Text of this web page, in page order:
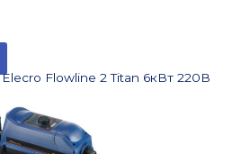
Flowline 2 Titan 6кВт 220В